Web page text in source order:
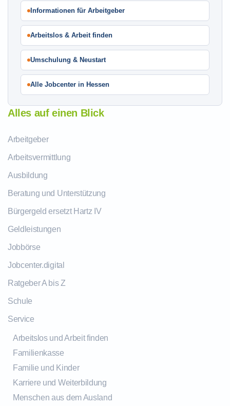
Informationen für Arbeitgeber
Arbeitslos & Arbeit finden
Umschulung & Neustart
Alle Jobcenter in Hessen
Alles auf einen Blick
Arbeitgeber
Arbeitsvermittlung
Ausbildung
Beratung und Unterstützung
Bürgergeld ersetzt Hartz IV
Geldleistungen
Jobbörse
Jobcenter.digital
Ratgeber A bis Z
Schule
Service
Arbeitslos und Arbeit finden
Familienkasse
Familie und Kinder
Karriere und Weiterbildung
Menschen aus dem Ausland